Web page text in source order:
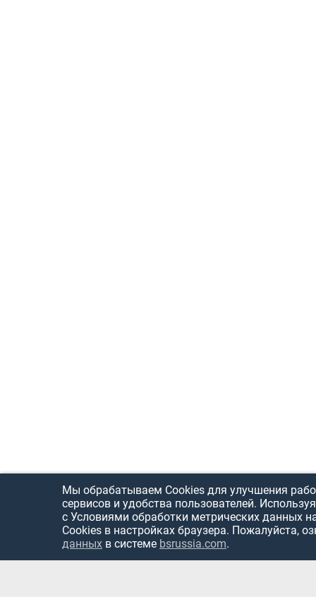
Мы обрабатываем Cookies для улучшения
сервисов и удобства пользователей.
с Условиями обработки метрических данных
Cookies в настройках браузера. Пожалуйста,
данных в системе bsrussia.com.